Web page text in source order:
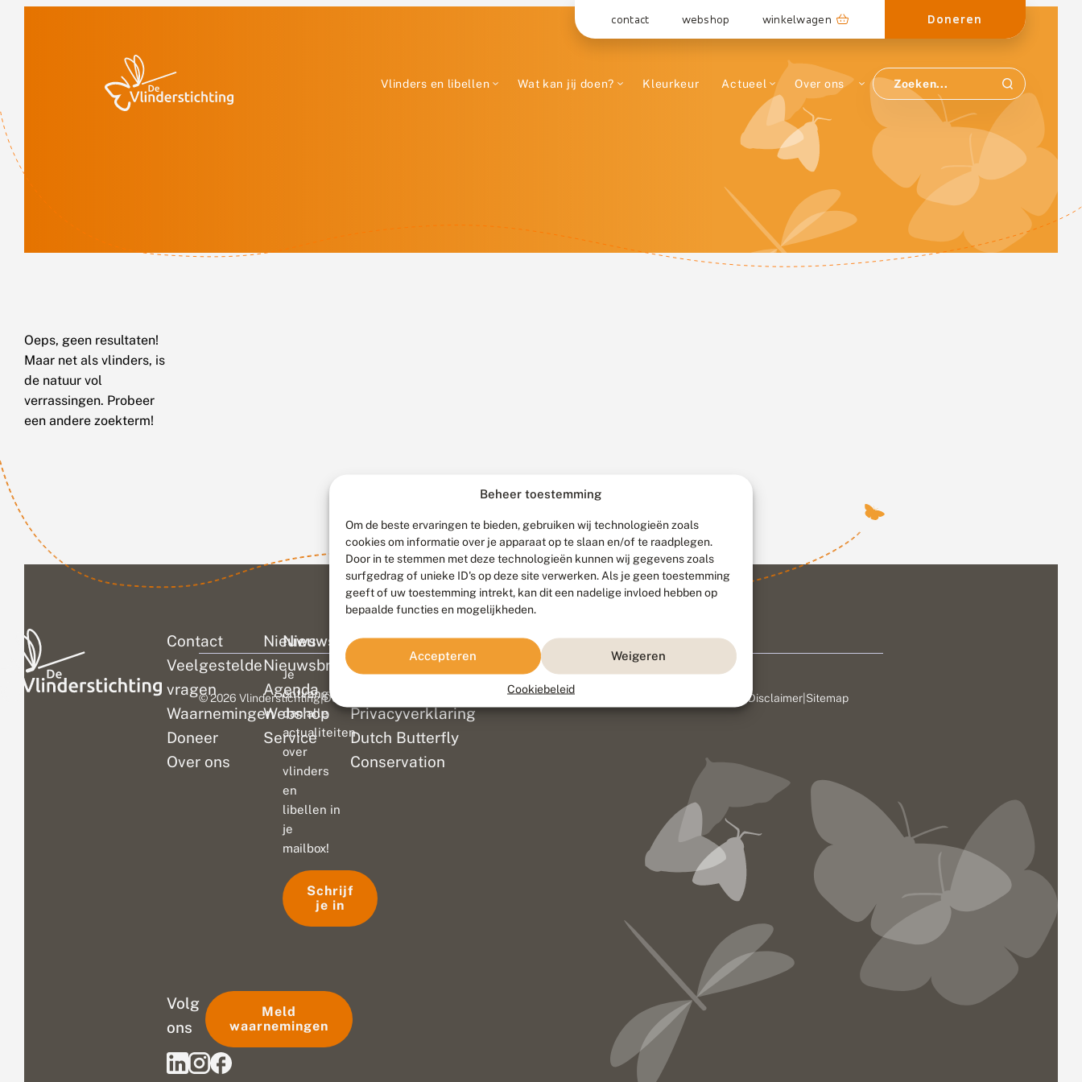
Beheer toestemming
Om de beste ervaringen te bieden, gebruiken wij technologieën zoals
cookies om informatie over je apparaat op te slaan en/of te raadplegen.
Door in te stemmen met deze technologieën kunnen wij gegevens zoals
surfgedrag of unieke ID's op deze site verwerken. Als je geen toestemming
geeft of uw toestemming intrekt, kan dit een nadelige invloed hebben op
bepaalde functies en mogelijkheden.
Accepteren Weigeren
Cookiebeleid
contact webshop winkelwagen Doneren
Vlinders en libellen Wat kan jij doen? Kleurkeur Actueel Over ons
Oeps, geen resultaten!
Maar net als vlinders, is
de natuur vol
verrassingen. Probeer
een andere zoekterm!
Contact
Veelgestelde
vragen
Waarnemingen
Doneer
Over ons
Nieuws
Nieuwsbrief
Agenda
Webshop
Service
Colofon
Disclaimer
Privacyverklaring
Dutch Butterfly
Conservation
Nieuwsbrief
Je
ontvangt
dan alle
actualiteiten
over
vlinders
en
libellen in
je
mailbox!
Schrijf
je in
Volg
ons
Meld
waarnemingen
© 2026 Vlinderstichting|Duurzaam ontwikkeld door Go2People, ontworpen door Disclaimer Sitemap